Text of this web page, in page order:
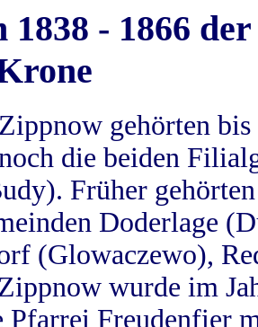
1838 - 1866
gehörten
die beiden
Früher
Doderlage
(Glowaczewo),
wurde im
Pfarrei Freudenfier